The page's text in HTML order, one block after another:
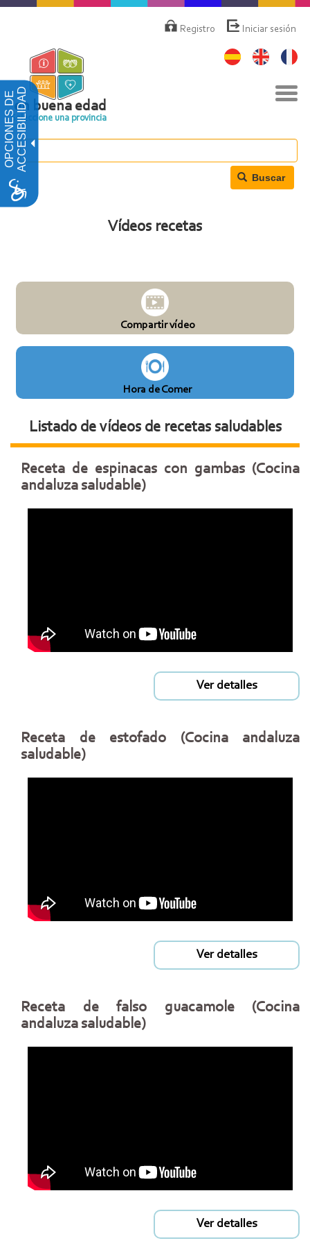
OPCIONES DEACCESIBILIDAD
Pasar
contenido
principal
deRegistro Iniciar sesión
en buena edad
Seleccione una provincia
Buscar
Vídeos recetas
Compartir vídeo
Hora de Comer
Listado de vídeos de recetas saludables
Receta de espinacas con gambas (Cocina
andaluza saludable)
Ver detalles
Receta de estofado (Cocina andaluza
saludable)
Ver detalles
Receta de falso guacamole (Cocina
andaluza saludable)
Ver detalles